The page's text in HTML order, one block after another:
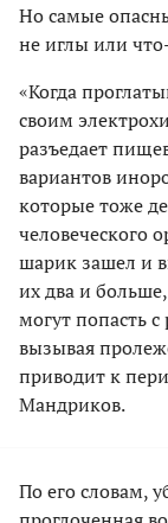
Но самые
не иглы или
«Когда
своим
разъедает
вариантов
которые тоже
человеческого
шарик зашел и
их два и
могут попасть
вызывая
приводит к
Мандриков.
По его словам,